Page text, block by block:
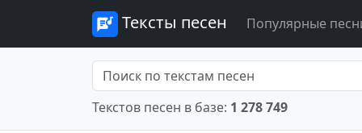
Тексты песен Популярные
Текстов песен в базе: 1 278 749